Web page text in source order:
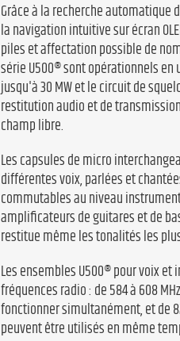
Grâce à la recherche
la navigation intuitive sur écran
piles et affectation possible de
série U500® sont opérationnels
jusqu'à 30 MW et le circuit de
restitution audio et de
champ libre.
Les capsules de micro
différentes voix, parlées et
commutables au niveau
amplificateurs de guitares et de
restitue même les tonalités les
Les ensembles U500® pour voix
fréquences radio : de 584 à 608
fonctionner simultanément, et de
peuvent être utilisés en même